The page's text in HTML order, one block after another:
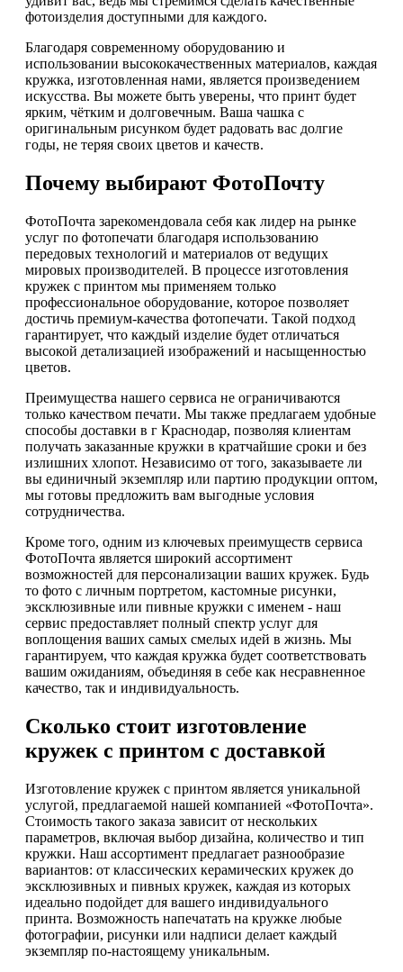
фотоизделия доступными для каждого.
Благодаря современному оборудованию и
использовании высококачественных материалов, каждая
кружка, изготовленная нами, является произведением
искусства. Вы можете быть уверены, что принт будет
ярким, чётким и долговечным. Ваша чашка с
оригинальным рисунком будет радовать вас долгие
годы, не теряя своих цветов и качеств.
Почему выбирают ФотоПочту
ФотоПочта зарекомендовала себя как лидер на рынке
услуг по фотопечати благодаря использованию
передовых технологий и материалов от ведущих
мировых производителей. В процессе изготовления
кружек с принтом мы применяем только
профессиональное оборудование, которое позволяет
достичь премиум-качества фотопечати. Такой подход
гарантирует, что каждый изделие будет отличаться
высокой детализацией изображений и насыщенностью
цветов.
Преимущества нашего сервиса не ограничиваются
только качеством печати. Мы также предлагаем удобные
способы доставки в г Краснодар, позволяя клиентам
получать заказанные кружки в кратчайшие сроки и без
излишних хлопот. Независимо от того, заказываете ли
вы единичный экземпляр или партию продукции оптом,
мы готовы предложить вам выгодные условия
сотрудничества.
Кроме того, одним из ключевых преимуществ сервиса
ФотоПочта является широкий ассортимент
возможностей для персонализации ваших кружек. Будь
то фото с личным портретом, кастомные рисунки,
эксклюзивные или пивные кружки с именем - наш
сервис предоставляет полный спектр услуг для
воплощения ваших самых смелых идей в жизнь. Мы
гарантируем, что каждая кружка будет соответствовать
вашим ожиданиям, объединяя в себе как несравненное
качество, так и индивидуальность.
Сколько стоит изготовление
кружек с принтом с доставкой
Изготовление кружек с принтом является уникальной
услугой, предлагаемой нашей компанией «ФотоПочта».
Стоимость такого заказа зависит от нескольких
параметров, включая выбор дизайна, количество и тип
кружки. Наш ассортимент предлагает разнообразие
вариантов: от классических керамических кружек до
эксклюзивных и пивных кружек, каждая из которых
идеально подойдет для вашего индивидуального
принта. Возможность напечатать на кружке любые
фотографии, рисунки или надписи делает каждый
экземпляр по-настоящему уникальным.